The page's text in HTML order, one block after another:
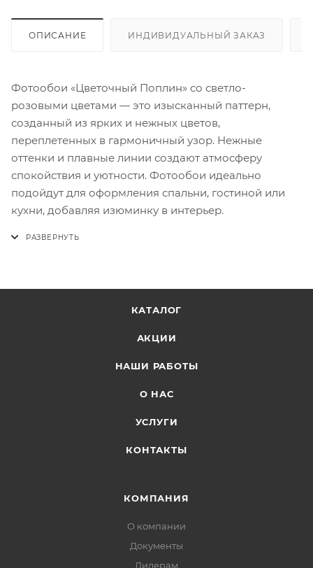
ОПИСАНИЕ ИНДИВИДУАЛЬНЫЙ ЗАКАЗ
Фотообои «Цветочный Поплин» со светло-
розовыми цветами — это изысканный паттерн,
созданный из ярких и нежных цветов,
переплетенных в гармоничный узор. Нежные
оттенки и плавные линии создают атмосферу
спокойствия и уютности. Фотообои идеально
подойдут для оформления спальни, гостиной или
кухни, добавляя изюминку в интерьер.
КАТАЛОГ
АКЦИИ
НАШИ РАБОТЫ
О НАС
УСЛУГИ
КОНТАКТЫ
КОМПАНИЯ
О компании
Документы
Дилерам